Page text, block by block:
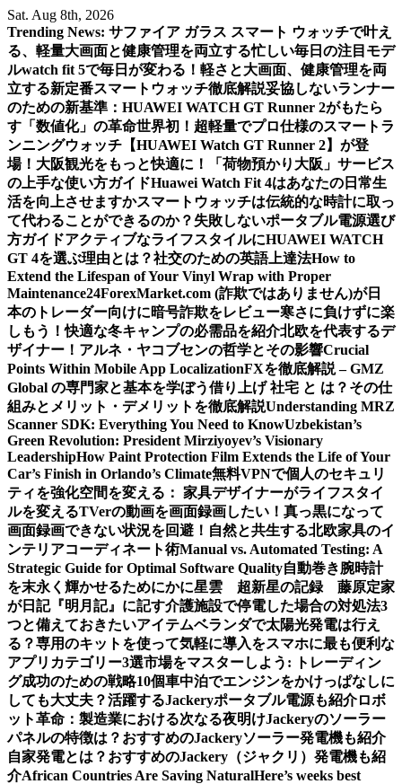
Skip
to
content
Sat. Aug 8th, 2026
Trending News: サファイア ガラス スマート ウォッチで叶え
る、軽量大画面と健康管理を両立する忙しい毎日の注目モデ
ルwatch fit 5で毎日が変わる！軽さと大画面、健康管理を両
立する新定番スマートウォッチ徹底解説妥協しないランナー
のための新基準：HUAWEI WATCH GT Runner 2がもたら
す「数値化」の革命世界初！超軽量でプロ仕様のスマートラ
ンニングウォッチ【HUAWEI Watch GT Runner 2】が登
場！ 大阪観光をもっと快適に！「荷物預かり大阪」サービス
の上手な使い方ガイドHuawei Watch Fit 4はあなたの日常生
活を向上させますかスマートウォッチは伝統的な時計に取っ
て代わることができるのか？ 失敗しないポータブル電源選び
方ガイドアクティブなライフスタイルにHUAWEI WATCH
GT 4を選ぶ理由とは？社交のための英語上達法How to
Extend the Lifespan of Your Vinyl Wrap with Proper
Maintenance24ForexMarket.com (詐欺ではありません)が日
本のトレーダー向けに暗号詐欺をレビュー寒さに負けずに楽
しもう！快適な冬キャンプの必需品を紹介北欧を代表するデ
ザイナー！アルネ・ヤコブセンの哲学とその影響Crucial
Points Within Mobile App LocalizationFXを徹底解説 – GMZ
Global の専門家と基本を学ぼう借り上げ 社宅 と は？その仕
組みとメリット・デメリットを徹底解説Understanding MRZ
Scanner SDK: Everything You Need to KnowUzbekistan’s
Green Revolution: President Mirziyoyev’s Visionary
LeadershipHow Paint Protection Film Extends the Life of Your
Car’s Finish in Orlando’s Climate無料VPNで個人のセキュリ
ティを強化空間を変える： 家具デザイナーがライフスタイ
ルを変えるTVerの動画を画面録画したい！真っ黒になって
画面録画できない状況を回避！ 自然と共生する北欧家具のイ
ンテリアコーディネート術Manual vs. Automated Testing: A
Strategic Guide for Optimal Software Quality自動巻き腕時計
を末永く輝かせるためにかに星雲 超新星の記録 藤原定家
が日記『明月記』に記す介護施設で停電した場合の対処法3
つと備えておきたいアイテムベランダで太陽光発電は行え
る？専用のキットを使って気軽に導入をスマホに最も便利な
アプリカテゴリー3選市場をマスターしよう: トレーディン
グ成功のための戦略10個車中泊でエンジンをかけっぱなしに
しても大丈夫？活躍するJackeryポータブル電源も紹介ロボ
ット革命：製造業における次なる夜明けJackeryのソーラー
パネルの特徴は？おすすめのJackeryソーラー発電機も紹介
自家発電とは？おすすめのJackery（ジャクリ）発電機も紹
介African Countries Are Saving NaturalHere’s weeks best